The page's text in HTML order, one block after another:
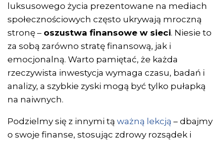
luksusowego życia prezentowane na mediach
społecznościowych często ukrywają mroczną
stronę – oszustwa finansowe w sieci. Niesie to
za sobą zarówno stratę finansową, jak i
emocjonalną. Warto pamiętać, że każda
rzeczywista inwestycja wymaga czasu, badań i
analizy, a szybkie zyski mogą być tylko pułapką
na naiwnych.
Podzielmy się z innymi tą ważną lekcją – dbajmy
o swoje finanse, stosując zdrowy rozsądek i